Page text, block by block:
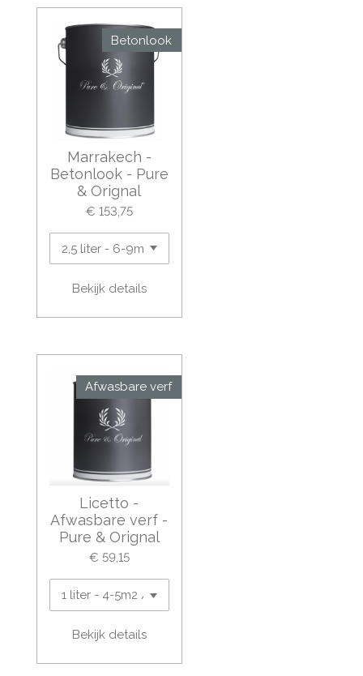
Betonlook
Marrakech -
Betonlook - Pure
& Orignal
€ 153,75
Bekijk details
Afwasbare verf
Licetto -
Afwasbare verf -
Pure & Orignal
€ 59,15
Bekijk details